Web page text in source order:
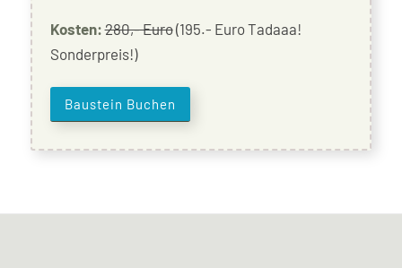
Kosten:280,- Euro(195.- Euro Tadaaa!
Sonderpreis!)
Baustein Buchen